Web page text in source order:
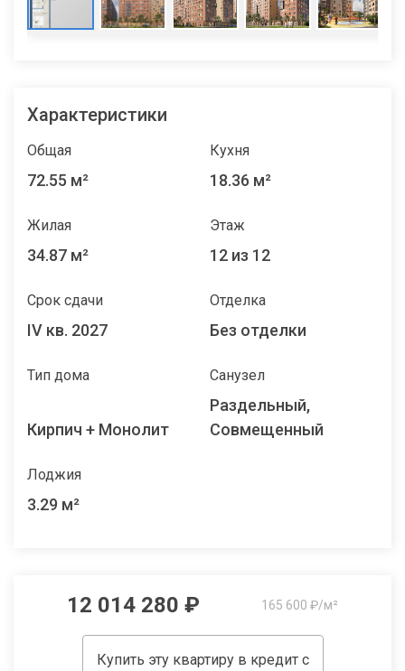
Характеристики
Общая
72.55 м²
Кухня
18.36 м²
Жилая
34.87 м²
Этаж
12 из 12
Срок сдачи
IV кв. 2027
Отделка
Без отделки
Тип дома
Кирпич + Монолит
Санузел
Раздельный,
Совмещенный
Лоджия
3.29 м²
12 014 280 ₽ 165 600 ₽/м²
Купить эту квартиру в кредит с